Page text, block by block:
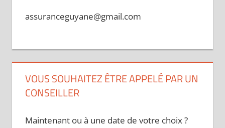
assuranceguyane@gmail.com
VOUS SOUHAITEZ ÊTRE APPELÉ PAR UN
CONSEILLER
Maintenant ou à une date de votre choix ?